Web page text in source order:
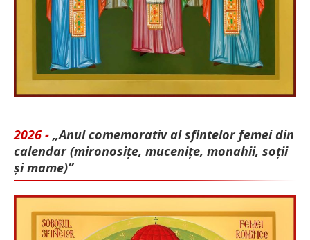
2026 - „Anul comemorativ al sfintelor femei din
calendar (mironosițe, mu­cenițe, monahii, soții
și mame)”